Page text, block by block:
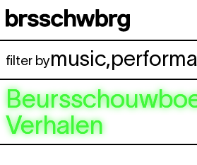
Spring naar hoofdinhoud
filter bymusic,
Verhalen